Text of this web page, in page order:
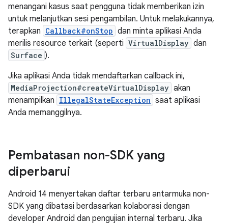
menangani kasus saat pengguna tidak memberikan izin
untuk melanjutkan sesi pengambilan. Untuk melakukannya,
terapkan Callback#onStop dan minta aplikasi Anda
merilis resource terkait (seperti VirtualDisplay dan
Surface ).
Jika aplikasi Anda tidak mendaftarkan callback ini,
MediaProjection#createVirtualDisplay akan
menampilkan IllegalStateException saat aplikasi
Anda memanggilnya.
Pembatasan non-SDK yang
diperbarui
Android 14 menyertakan daftar terbaru antarmuka non-
SDK yang dibatasi berdasarkan kolaborasi dengan
developer Android dan pengujian internal terbaru. Jika